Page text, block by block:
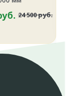
24 500 руб.